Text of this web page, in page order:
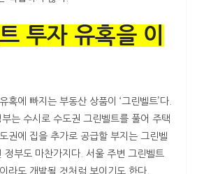
투자 유혹을 이
혹에 빠지는 부동산 상품이 ‘그린벨트’다.
는 수시로 수도권 그린벨트를 풀어 주택
권에 집을 추가로 공급할 부지는 그린벨
정부도 마찬가지다. 서울 주변 그린벨트
라도 개발될 것처럼 보이기도 한다.